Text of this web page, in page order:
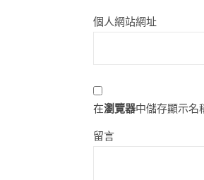
個人網站網址
在瀏覽器中儲存顯示名
留言